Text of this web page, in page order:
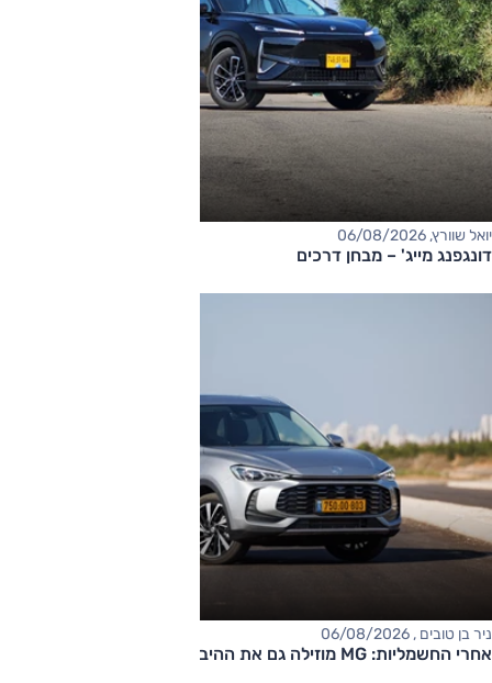
יואל שוורץ, 06/08/2026
דונגפנג מייג' – מבחן דרכים
ניר בן טובים , 06/08/2026
אחרי החשמליות: MG מוזילה גם את ההיברידיות